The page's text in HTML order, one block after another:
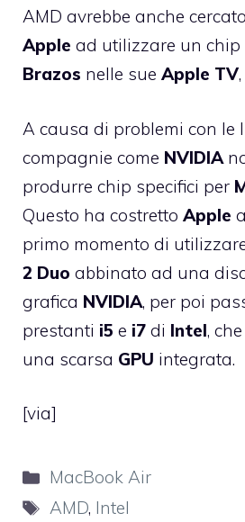
AMD avrebbe anche
Apple ad utilizzare un
Brazos nelle sue Apple TV
A causa di problemi con le
compagnie come NVIDIA
produrre chip specifici per
Questo ha costretto Apple
primo momento di
2 Duo abbinato ad una
grafica NVIDIA, per poi
prestanti i5 e i7 di Intel,
una scarsa GPU integrata.
[via]
Categorie
MacBook Air
Tag
AMD, Intel